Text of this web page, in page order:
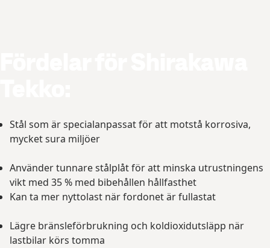
Stål som är specialanpassat för att motstå korrosiva,
mycket sura miljöer
Använder tunnare stålplåt för att minska utrustningens
vikt med 35 % med bibehållen hållfasthet
Kan ta mer nyttolast när fordonet är fullastat
Lägre bränsleförbrukning och koldioxidutsläpp när
lastbilar körs tomma